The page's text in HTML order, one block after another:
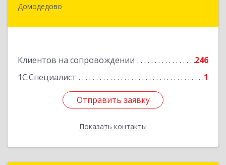
Домодедово
Клиентов на сопровождении
246
1С:Специалист
1
Отправить заявку
Показать контакты
142001, Московская обл, Домодедово г,
Отправить заявку
Назад